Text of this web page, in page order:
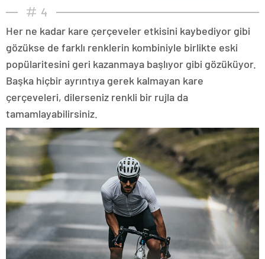
4
Her ne kadar kare çerçeveler etkisini kaybediyor gibi
gözükse de farklı renklerin kombiniyle birlikte eski
popülaritesini geri kazanmaya başlıyor gibi gözüküyor.
Başka hiçbir ayrıntıya gerek kalmayan kare
çerçeveleri, dilerseniz renkli bir rujla da
tamamlayabilirsiniz.